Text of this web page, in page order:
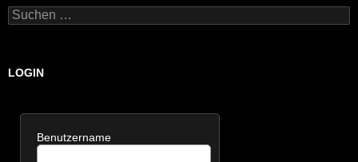
Suchen
nach:
LOGIN
Benutzername